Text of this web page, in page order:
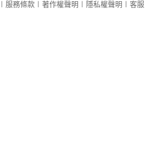
服務條款 著作權聲明 隱私權聲明 客服